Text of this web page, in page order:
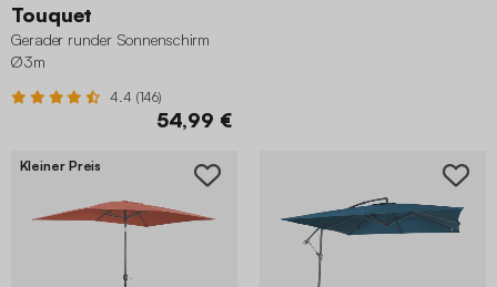
Touquet
Gerader runder Sonnenschirm
Ø3m
4.4 (146)
54,99 €
Kleiner Preis